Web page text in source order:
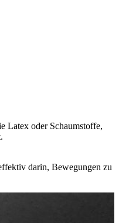
Latex oder Schaumstoffe,
darin, Bewegungen zu